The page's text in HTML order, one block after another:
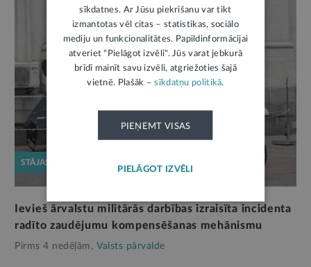
STĀJAS SPĒKĀ
Ievieš ārvalstu militārās darbības izraisīta incidenta
radīto zaudējumu kompensēšanas mehānismu
Pirms 4 nedēļām, Valsts pārvalde
sīkdatnes. Ar Jūsu piekrišanu var tikt
izmantotas vēl citas – statistikas, sociālo
mediju un funkcionalitātes. Papildinformācijai
atveriet "Pielāgot izvēli". Jūs varat jebkurā
brīdī mainīt savu izvēli, atgriežoties šajā
vietnē. Plašāk –sīkdatņu politikā.
PIEŅEMT VISAS
PIELĀGOT IZVĒLI